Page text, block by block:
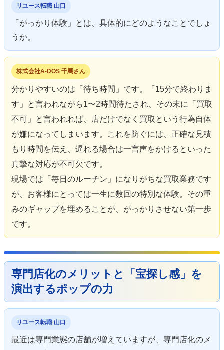
リユース転職 山口
「がっかり体験」とは、具体的にどのようなことでしょ
うか。
株式会社A-DOS 千馬さん
分かりやすいのは「待ち時間」です。「15分で終わりま
す」と言われながら1〜2時間待たされ、その末に「買取
不可」と言われれば、店だけでなく買取という行為自体
が嫌になってしまいます。これを防ぐには、正確な見積
もり時間を伝え、遅れる場合は一言声をかけるといった
真摯な対応が不可欠です。
現場では「毎日のルーチン」になりがちな買取業務です
が、お客様にとっては一生に数回の特別な体験。その重
みのギャップを埋めることが、がっかりさせない第一歩
です。
専門店化のメリットと「宝探し感」を
演出するポップの力
リユース転職 山口
最近は専門業態の店舗が増えていますが、専門店化のメ